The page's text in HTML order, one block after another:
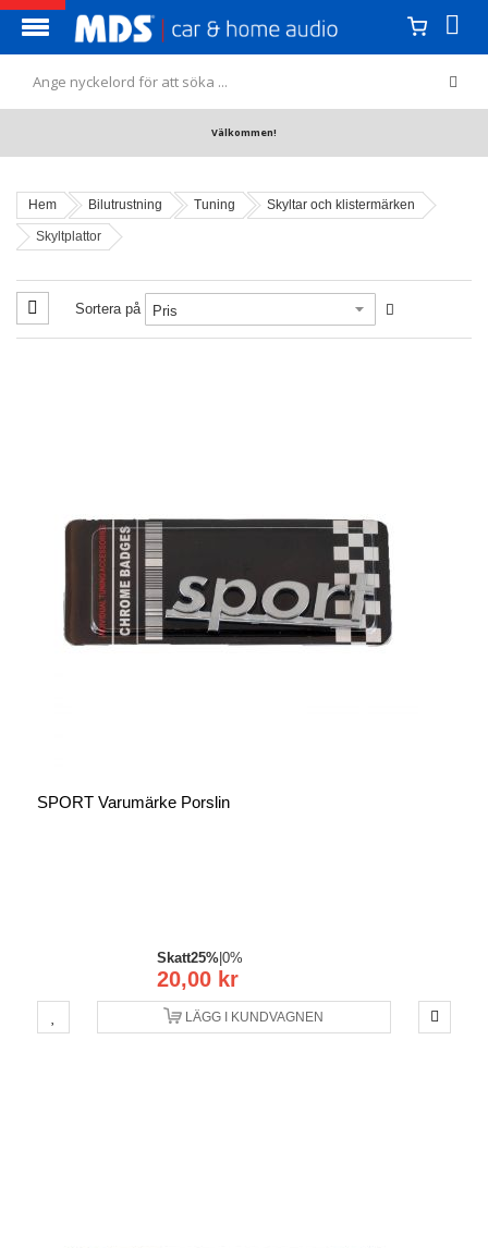
Välkommen!
Hem Bilutrustning Tuning Skyltar och klistermärken
Skyltplattor
Sortera på
SPORT Varumärke Porslin
20,00 kr
Skatt25% 0%
LÄGG I KUNDVAGNEN